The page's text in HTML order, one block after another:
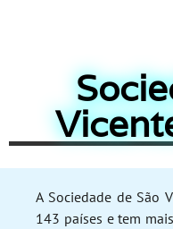
A Sociedade de São
143 países e tem